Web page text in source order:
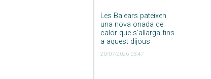
Les Balears pateixen
una nova onada de
calor que s’allarga fins
a aquest dijous
20/07/2026 03:47